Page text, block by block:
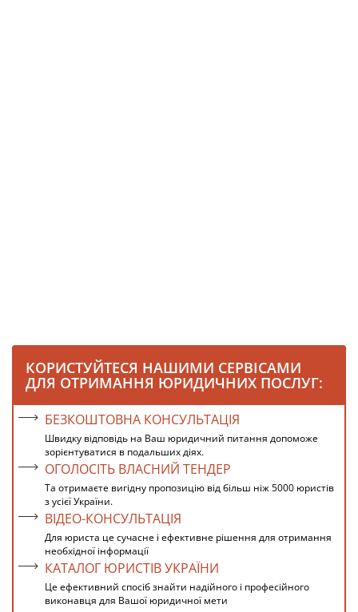
КОРИСТУЙТЕСЯ НАШИМИ СЕРВІСАМИ
ДЛЯ ОТРИМАННЯ ЮРИДИЧНИХ ПОСЛУГ:
БЕЗКОШТОВНА КОНСУЛЬТАЦІЯ
Швидку відповідь на Ваш юридичний питання допоможе
зорієнтуватися в подальших діях.
ОГОЛОСІТЬ ВЛАСНИЙ ТЕНДЕР
Та отримаєте вигідну пропозицію від більш ніж 5000 юристів
з усієї України.
ВІДЕО-КОНСУЛЬТАЦІЯ
Для юриста це сучасне і ефективне рішення для отримання
необхідної інформації
КАТАЛОГ ЮРИСТІВ УКРАЇНИ
Це ефективний спосіб знайти надійного і професійного
виконавця для Вашої юридичної мети